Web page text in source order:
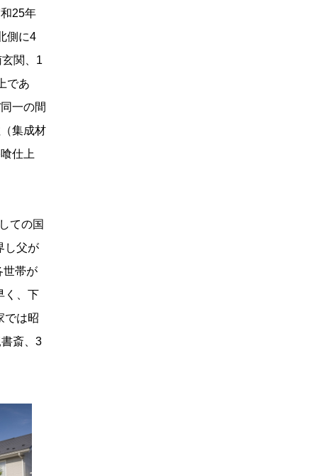
25年
側に4
関、1
であ
一の間
集成材
仕上
ての国
し父が
世帯が
く、下
では昭
斎、3